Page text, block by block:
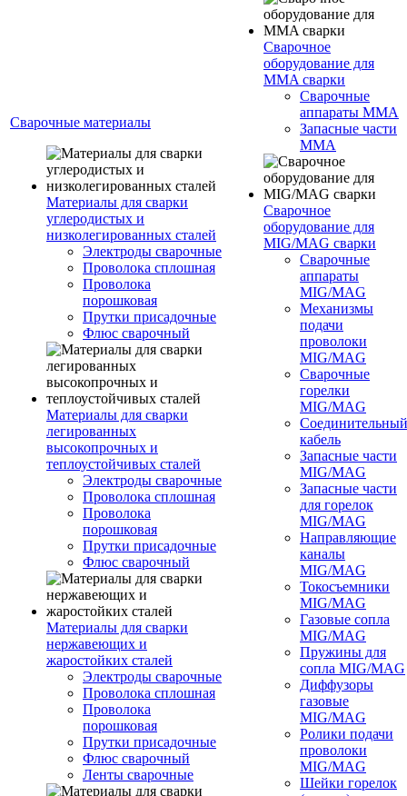
Сварочные материалы
Материалы для сварки
углеродистых и
низколегированных сталей
Электроды сварочные
Проволока сплошная
Проволока
порошковая
Прутки присадочные
Флюс сварочный
Материалы для сварки
легированных
высокопрочных и
теплоустойчивых сталей
Электроды сварочные
Проволока сплошная
Проволока
порошковая
Прутки присадочные
Флюс сварочный
Материалы для сварки
нержавеющих и
жаростойких сталей
Электроды сварочные
Проволока сплошная
Проволока
порошковая
Прутки присадочные
Флюс сварочный
Ленты сварочные
Сварочное
оборудование для
MMA сварки
Сварочные
аппараты MMA
Запасные части
MMA
Сварочное
оборудование для
MIG/MAG сварки
Сварочные
аппараты
MIG/MAG
Механизмы
подачи
проволоки
MIG/MAG
Сварочные
горелки
MIG/MAG
Соединительный
кабель
Запасные части
MIG/MAG
Запасные части
для горелок
MIG/MAG
Направляющие
каналы
MIG/MAG
Токосъемники
MIG/MAG
Газовые сопла
MIG/MAG
Пружины для
сопла MIG/MAG
Диффузоры
газовые
MIG/MAG
Ролики подачи
проволоки
MIG/MAG
Шейки горелок